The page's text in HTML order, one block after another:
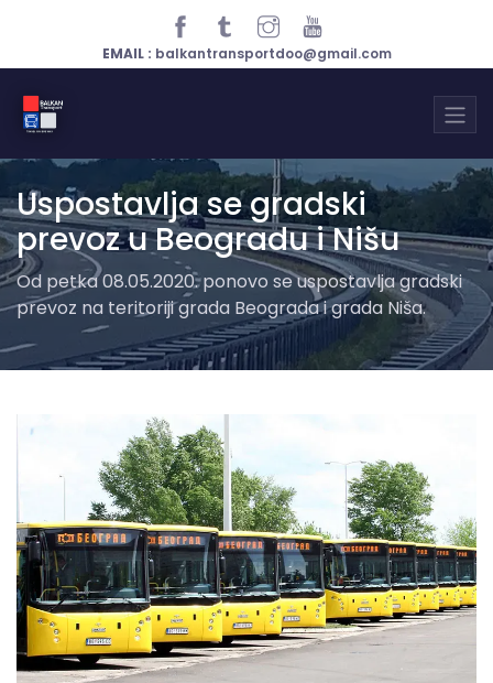
EMAIL : balkantransportdoo@gmail.com
Uspostavlja se gradski
prevoz u Beogradu i Nišu
Od petka 08.05.2020. ponovo se uspostavlja gradski
prevoz na teritoriji grada Beograda i grada Niša.